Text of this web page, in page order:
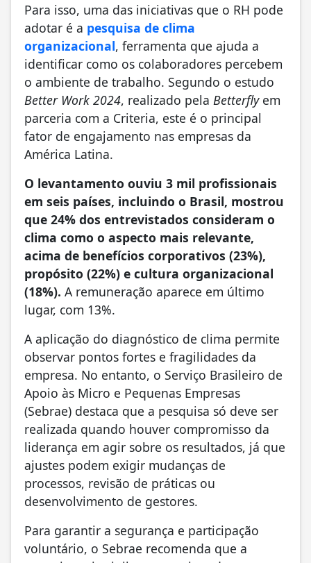
Para isso, uma das iniciativas que o RH pode
adotar é a pesquisa de clima
organizacional, ferramenta que ajuda a
identificar como os colaboradores percebem
o ambiente de trabalho. Segundo o estudo
Better Work 2024, realizado pela Betterflyem
parceria com a Criteria, este é o principal
fator de engajamento nas empresas da
América Latina.
O levantamento ouviu 3 mil profissionais
em seis países, incluindo o Brasil, mostrou
que 24% dos entrevistados consideram o
clima como o aspecto mais relevante,
acima de benefícios corporativos (23%),
propósito (22%) e cultura organizacional
(18%). A remuneração aparece em último
lugar, com 13%.
A aplicação do diagnóstico de clima permite
observar pontos fortes e fragilidades da
empresa. No entanto, o Serviço Brasileiro de
Apoio às Micro e Pequenas Empresas
(Sebrae) destaca que a pesquisa só deve ser
realizada quando houver compromisso da
liderança em agir sobre os resultados, já que
ajustes podem exigir mudanças de
processos, revisão de práticas ou
desenvolvimento de gestores.
Para garantir a segurança e participação
voluntário, o Sebrae recomenda que a